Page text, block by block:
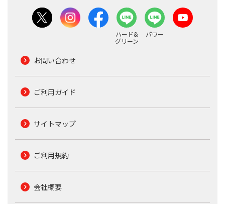
ハード&
グリーン
パワー
お問い合わせ
ご利用ガイド
サイトマップ
ご利用規約
会社概要